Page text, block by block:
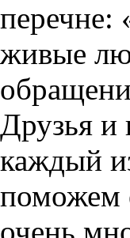
перечне:
живые
Друзья и
каждый
поможем